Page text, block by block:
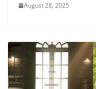
August 28, 2025